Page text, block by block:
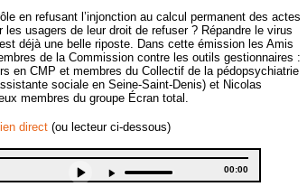
en refusant l’injonction au calcul permanent des actes
les usagers de leur droit de refuser ? Répandre le virus
déjà une belle riposte. Dans cette émission les Amis
de la Commission contre les outils gestionnaires :
en CMP et membres du Collectif de la pédopsychiatrie
sociale en Seine-Saint-Denis) et Nicolas
membres du groupe Écran total.
lien direct (ou lecteur ci-dessous)
Total
duration
00:00
Use
Up/Down